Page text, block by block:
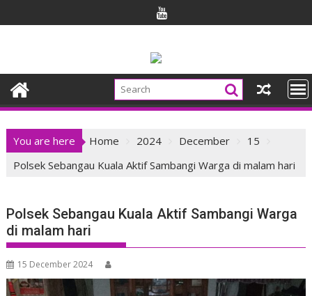
to
You are here Home 2024 December
15
Polsek Sebangau Kuala Aktif Sambangi Warga di malam hari
Polsek Sebangau Kuala Aktif Sambangi Warga
di malam hari
15 December 2024